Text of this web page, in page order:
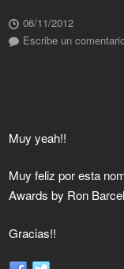
06/11/2012
Escribe un
Muy yeah!!
Muy feliz por esta
Awards by Ron
Gracias!!